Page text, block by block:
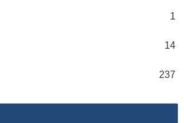
1
14
237